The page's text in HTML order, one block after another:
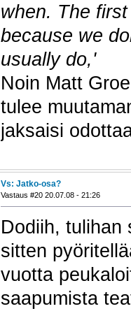
when. The
because we
usually do,'
Noin Matt
tulee
jaksaisi
Vs: Jatko-osa?
Vastaus #20 20.07.08 - 21:26
Dodiih, tulihan
sitten
vuotta
saapumista